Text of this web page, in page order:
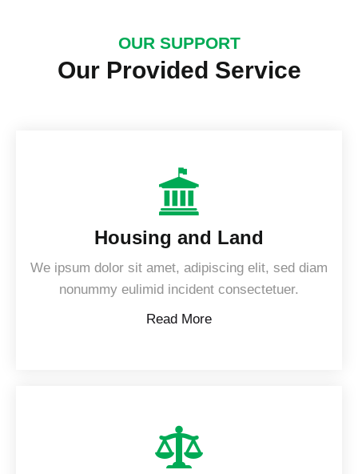
OUR SUPPORT
Our Provided Service
Housing and Land
We ipsum dolor sit amet, adipiscing elit, sed diam
nonummy eulimid incident consectetuer.
Read More